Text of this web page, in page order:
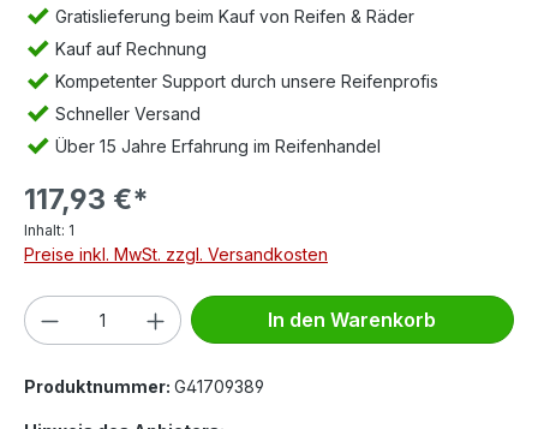
Gratislieferung beim Kauf von Reifen & Räder
Kauf auf Rechnung
Kompetenter Support durch unsere Reifenprofis
Schneller Versand
Über 15 Jahre Erfahrung im Reifenhandel
117,93 €*
Inhalt: 1
Preise inkl. MwSt. zzgl. Versandkosten
Produkt Anzahl: Gib den gewünschten
In den Warenkorb
Produktnummer: G41709389